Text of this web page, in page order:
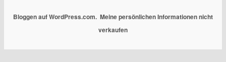
Bloggen auf WordPress.com. Meine persönlichen Informationen nicht
verkaufen